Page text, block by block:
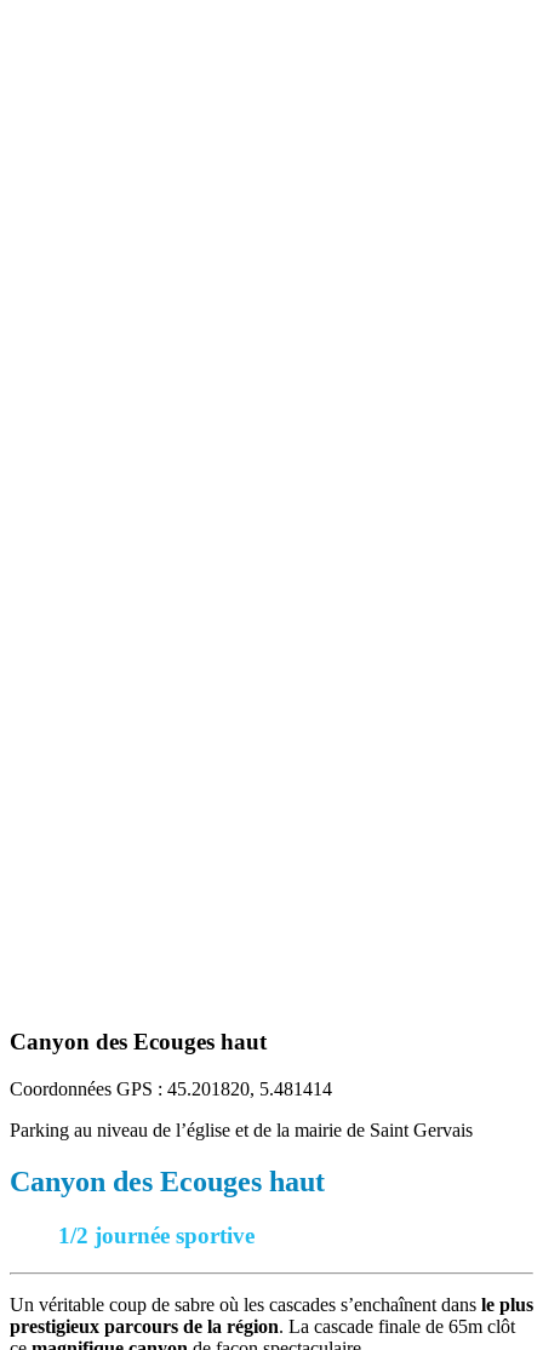
Canyon des Ecouges haut
Coordonnées GPS : 45.201820, 5.481414
Parking au niveau de l’église et de la mairie de Saint Gervais
Canyon des Ecouges haut
1/2 journée sportive
Un véritable coup de sabre où les cascades s’enchaînent dans le plus
prestigieux parcours de la région. La cascade finale de 65m clôt